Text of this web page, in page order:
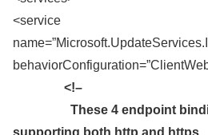
<service
<!–
These 4 endpoint